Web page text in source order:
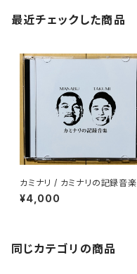
最近チェックした商品
カミナリ / カミナリの記録音楽
¥4,000
同じカテゴリの商品